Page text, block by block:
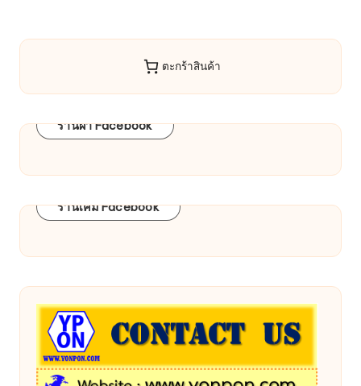
ตะกร้าสินค้า
ร้านผ้า Facebook
ร้านเคมี Facebook